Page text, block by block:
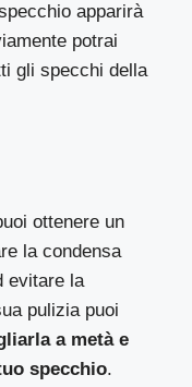
apparirà
potrai
gli specchi della
ottenere un
la condensa
evitare la
pulizia puoi
a metà e
specchio.